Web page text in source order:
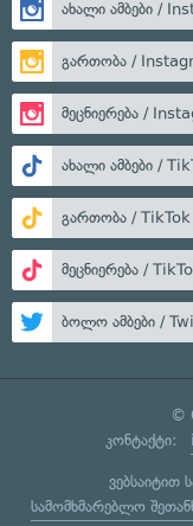
ახალი ამბები /
გართობა /
მეცნიერება /
ახალი ამბები /
გართობა / TikTok
მეცნიერება /
ბოლო ამბები /
©
კონტაქტი:
ვებსაიტით
სამომხმარებლო